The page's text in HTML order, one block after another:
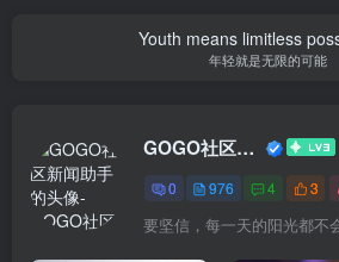
Youth means limitless
年轻就是无限的可能
GOGO社区新闻助手
0 976 4 3
要坚信，每一天的阳光都不